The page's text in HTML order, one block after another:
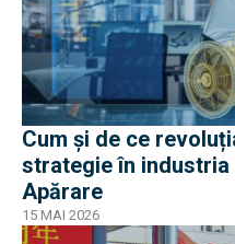
Cum și de ce
strategie în
Apărare
15 MAI 2026